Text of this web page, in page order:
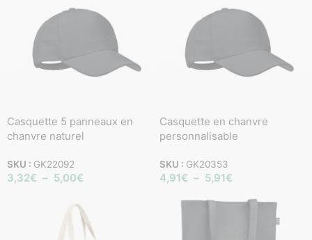
Casquette 5 panneaux en
chanvre naturel
SKU : GK22092
3,32€ – 5,00€
Casquette en chanvre
personnalisable
SKU : GK20353
4,91€ – 5,91€